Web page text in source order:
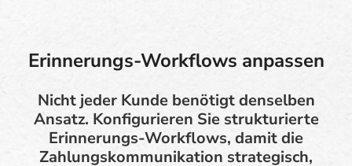
Erinnerungs-Workflows anpassen
Nicht jeder Kunde benötigt denselben
Ansatz. Konfigurieren Sie strukturierte
Erinnerungs-Workflows, damit die
Zahlungskommunikation strategisch,